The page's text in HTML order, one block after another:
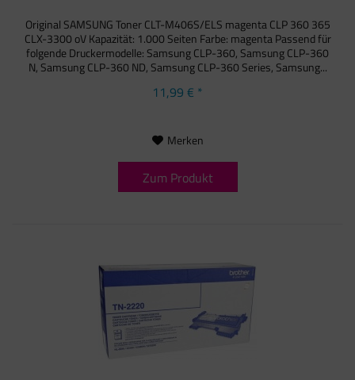
Original SAMSUNG Toner CLT-M406S/ELS magenta CLP 360 365
CLX-3300 oV Kapazität: 1.000 Seiten Farbe: magenta Passend für
folgende Druckermodelle: Samsung CLP-360, Samsung CLP-360
N, Samsung CLP-360 ND, Samsung CLP-360 Series, Samsung...
11,99 € *
Merken
Zum Produkt